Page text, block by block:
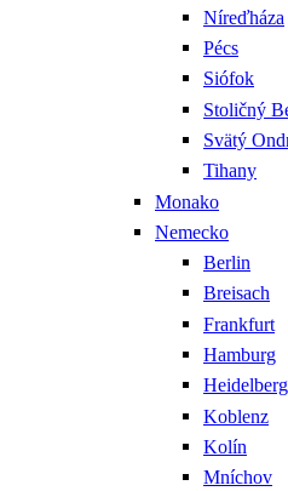
Níreďháza
Pécs
Siófok
Stoličný
Svätý
Tihany
Monako
Nemecko
Berlin
Breisach
Frankfurt
Hamburg
Heidelberg
Koblenz
Kolín
Mníchov